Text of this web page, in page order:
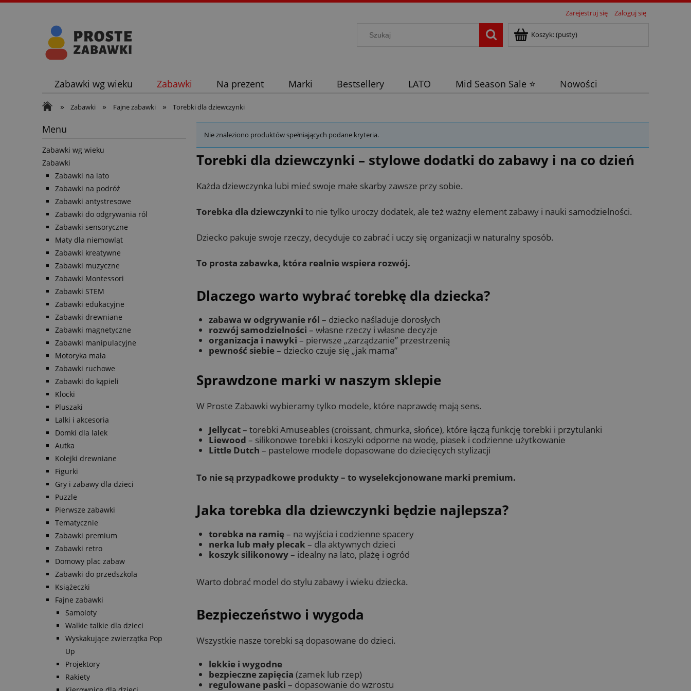
Zarejestruj się Zaloguj się
Koszyk:(pusty)
Zabawki wg wieku Zabawki Na prezent Marki Bestsellery LATO Mid Season Sale ⭐ Nowości
» Zabawki » Fajne zabawki » Torebki dla dziewczynki
Menu
Zabawki wg wieku
Zabawki
Zabawki na lato
Zabawki na podróż
Zabawki antystresowe
Zabawki do odgrywania ról
Zabawki sensoryczne
Maty dla niemowląt
Zabawki kreatywne
Zabawki muzyczne
Zabawki Montessori
Zabawki STEM
Zabawki edukacyjne
Zabawki drewniane
Zabawki magnetyczne
Zabawki manipulacyjne
Motoryka mała
Zabawki ruchowe
Zabawki do kąpieli
Klocki
Pluszaki
Lalki i akcesoria
Domki dla lalek
Autka
Kolejki drewniane
Figurki
Gry i zabawy dla dzieci
Puzzle
Pierwsze zabawki
Tematycznie
Zabawki premium
Zabawki retro
Domowy plac zabaw
Zabawki do przedszkola
Książeczki
Fajne zabawki
Samoloty
Walkie talkie dla dzieci
Wyskakujące zwierzątka Pop
Up
Projektory
Rakiety
Nie znaleziono produktów spełniających podane kryteria.
Torebki dla dziewczynki – stylowe dodatki do zabawy i na co dzień
Każda dziewczynka lubi mieć swoje małe skarby zawsze przy sobie.
Torebka dla dziewczynki to nie tylko uroczy dodatek, ale też ważny element zabawy i nauki samodzielności.
Dziecko pakuje swoje rzeczy, decyduje co zabrać i uczy się organizacji w naturalny sposób.
To prosta zabawka, która realnie wspiera rozwój.
Dlaczego warto wybrać torebkę dla dziecka?
zabawa w odgrywanie ról – dziecko naśladuje dorosłych
rozwój samodzielności – własne rzeczy i własne decyzje
organizacja i nawyki – pierwsze „zarządzanie” przestrzenią
pewność siebie– dziecko czuje się „jak mama”
Sprawdzone marki w naszym sklepie
W Proste Zabawki wybieramy tylko modele, które naprawdę mają sens.
Jellycat– torebki Amuseables (croissant, chmurka, słońce), które łączą funkcję torebki i przytulanki
Liewood – silikonowe torebki i koszyki odporne na wodę, piasek i codzienne użytkowanie
Little Dutch – pastelowe modele dopasowane do dziecięcych stylizacji
To nie są przypadkowe produkty – to wyselekcjonowane marki premium.
Jaka torebka dla dziewczynki będzie najlepsza?
torebka na ramię– na wyjścia i codzienne spacery
nerka lub mały plecak – dla aktywnych dzieci
koszyk silikonowy– idealny na lato, plażę i ogród
Warto dobrać model do stylu zabawy i wieku dziecka.
Bezpieczeństwo i wygoda
Wszystkie nasze torebki są dopasowane do dzieci.
lekkie i wygodne
bezpieczne zapięcia (zamek lub rzep)
regulowane paski – dopasowanie do wzrostu